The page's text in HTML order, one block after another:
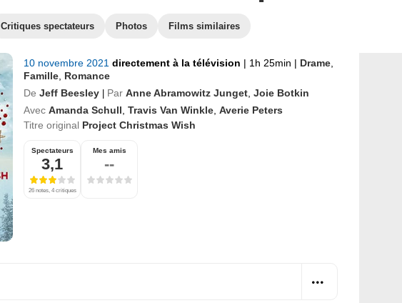
Critiques spectateurs Photos Films similaires
10 novembre 2021 directement à la télévision | 1h 25min | Drame
Famille Romance
De Jeff Beesley Par Anne Abramowitz Junget Joie Botkin
Avec Amanda Schull Travis Van Winkle Averie Peters
Titre original Project Christmas Wish
Spectateurs
3,1
26 notes, 4 critiques
Mes amis
--